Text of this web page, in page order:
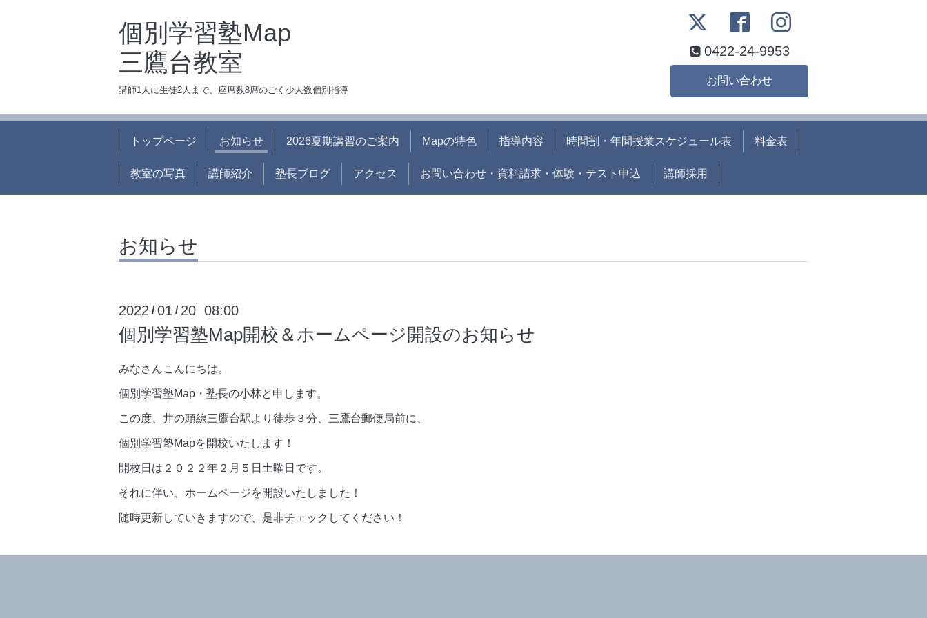
個別学習塾Map
三鷹台教室
講師1人に生徒2人まで、座席数8席のごく少人数個別指導
0422-24-9953
お問い合わせ
トップページ お知らせ 2026夏期講習のご案内 Mapの特色 指導内容 時間割・年間授業スケジュール表 料金表
教室の写真 講師紹介 塾長ブログ アクセス お問い合わせ・資料請求・体験・テスト申込 講師採用
お知らせ
2022 /01 / 20 08:00
個別学習塾Map開校＆ホームページ開設のお知らせ
みなさんこんにちは。
個別学習塾Map・塾長の小林と申します。
この度、井の頭線三鷹台駅より徒歩３分、三鷹台郵便局前に、
個別学習塾Mapを開校いたします！
開校日は２０２２年２月５日土曜日です。
それに伴い、ホームページを開設いたしました！
随時更新していきますので、是非チェックしてください！